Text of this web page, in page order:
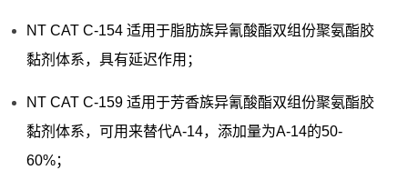
NT CAT C-154 适用于脂肪族异氰酸酯双组份聚氨酯胶
黏剂体系，具有延迟作用；
NT CAT C-159 适用于芳香族异氰酸酯双组份聚氨酯胶
黏剂体系，可用来替代A-14，添加量为A-14的50-
60%；